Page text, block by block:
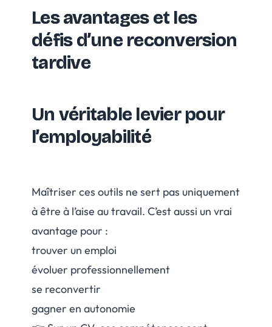
Les avantages et les
défis d’une reconversion
tardive
Un véritable levier pour
l’employabilité
Maîtriser ces outils ne sert pas uniquement
à être à l’aise au travail. C’est aussi un vrai
avantage pour :
trouver un emploi
évoluer professionnellement
se reconvertir
gagner en autonomie